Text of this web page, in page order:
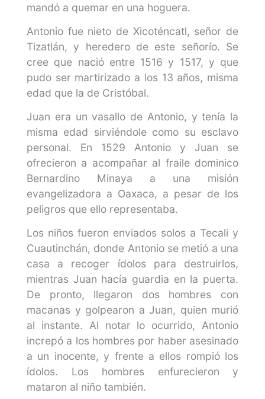
mandó a quemar en una hoguera.
Antonio fue nieto de Xicoténcatl, señor de
Tizatlán, y heredero de este señorío. Se
cree que nació entre 1516 y 1517, y que
pudo ser martirizado a los 13 años, misma
edad que la de Cristóbal.
Juan era un vasallo de Antonio, y tenía la
misma edad sirviéndole como su esclavo
personal. En 1529 Antonio y Juan se
ofrecieron a acompañar al fraile dominico
Bernardino Minaya a una misión
evangelizadora a Oaxaca, a pesar de los
peligros que ello representaba.
Los niños fueron enviados solos a Tecali y
Cuautinchán, donde Antonio se metió a una
casa a recoger ídolos para destruirlos,
mientras Juan hacía guardia en la puerta.
De pronto, llegaron dos hombres con
macanas y golpearon a Juan, quien murió
al instante. Al notar lo ocurrido, Antonio
increpó a los hombres por haber asesinado
a un inocente, y frente a ellos rompió los
ídolos. Los hombres enfurecieron y
mataron al niño también.